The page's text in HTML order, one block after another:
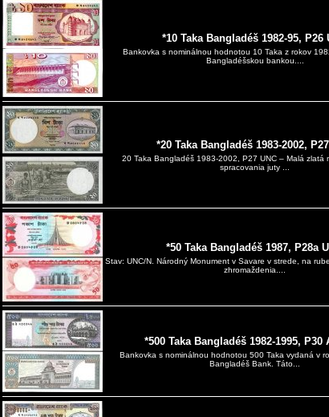
*10 Taka Bangladéš 1982-95, P26
Bankovka s nominálnou hodnotou 10 Taka z rokov
Bangladéšskou bankou....
*20 Taka Bangladéš 1983-2002,
20 Taka Bangladéš 1983-2002, P27 UNC – Malá zlatá
spracovania juty ...
*50 Taka Bangladéš 1987, P28a
Stav: UNC/N. Národný Monument v Savare v strede, na
zhromaždenia....
*500 Taka Bangladéš 1982-1995, P30
Bankovka s nominálnou hodnotou 500 Taka vydaná v
Bangladéš Bank. Táto...